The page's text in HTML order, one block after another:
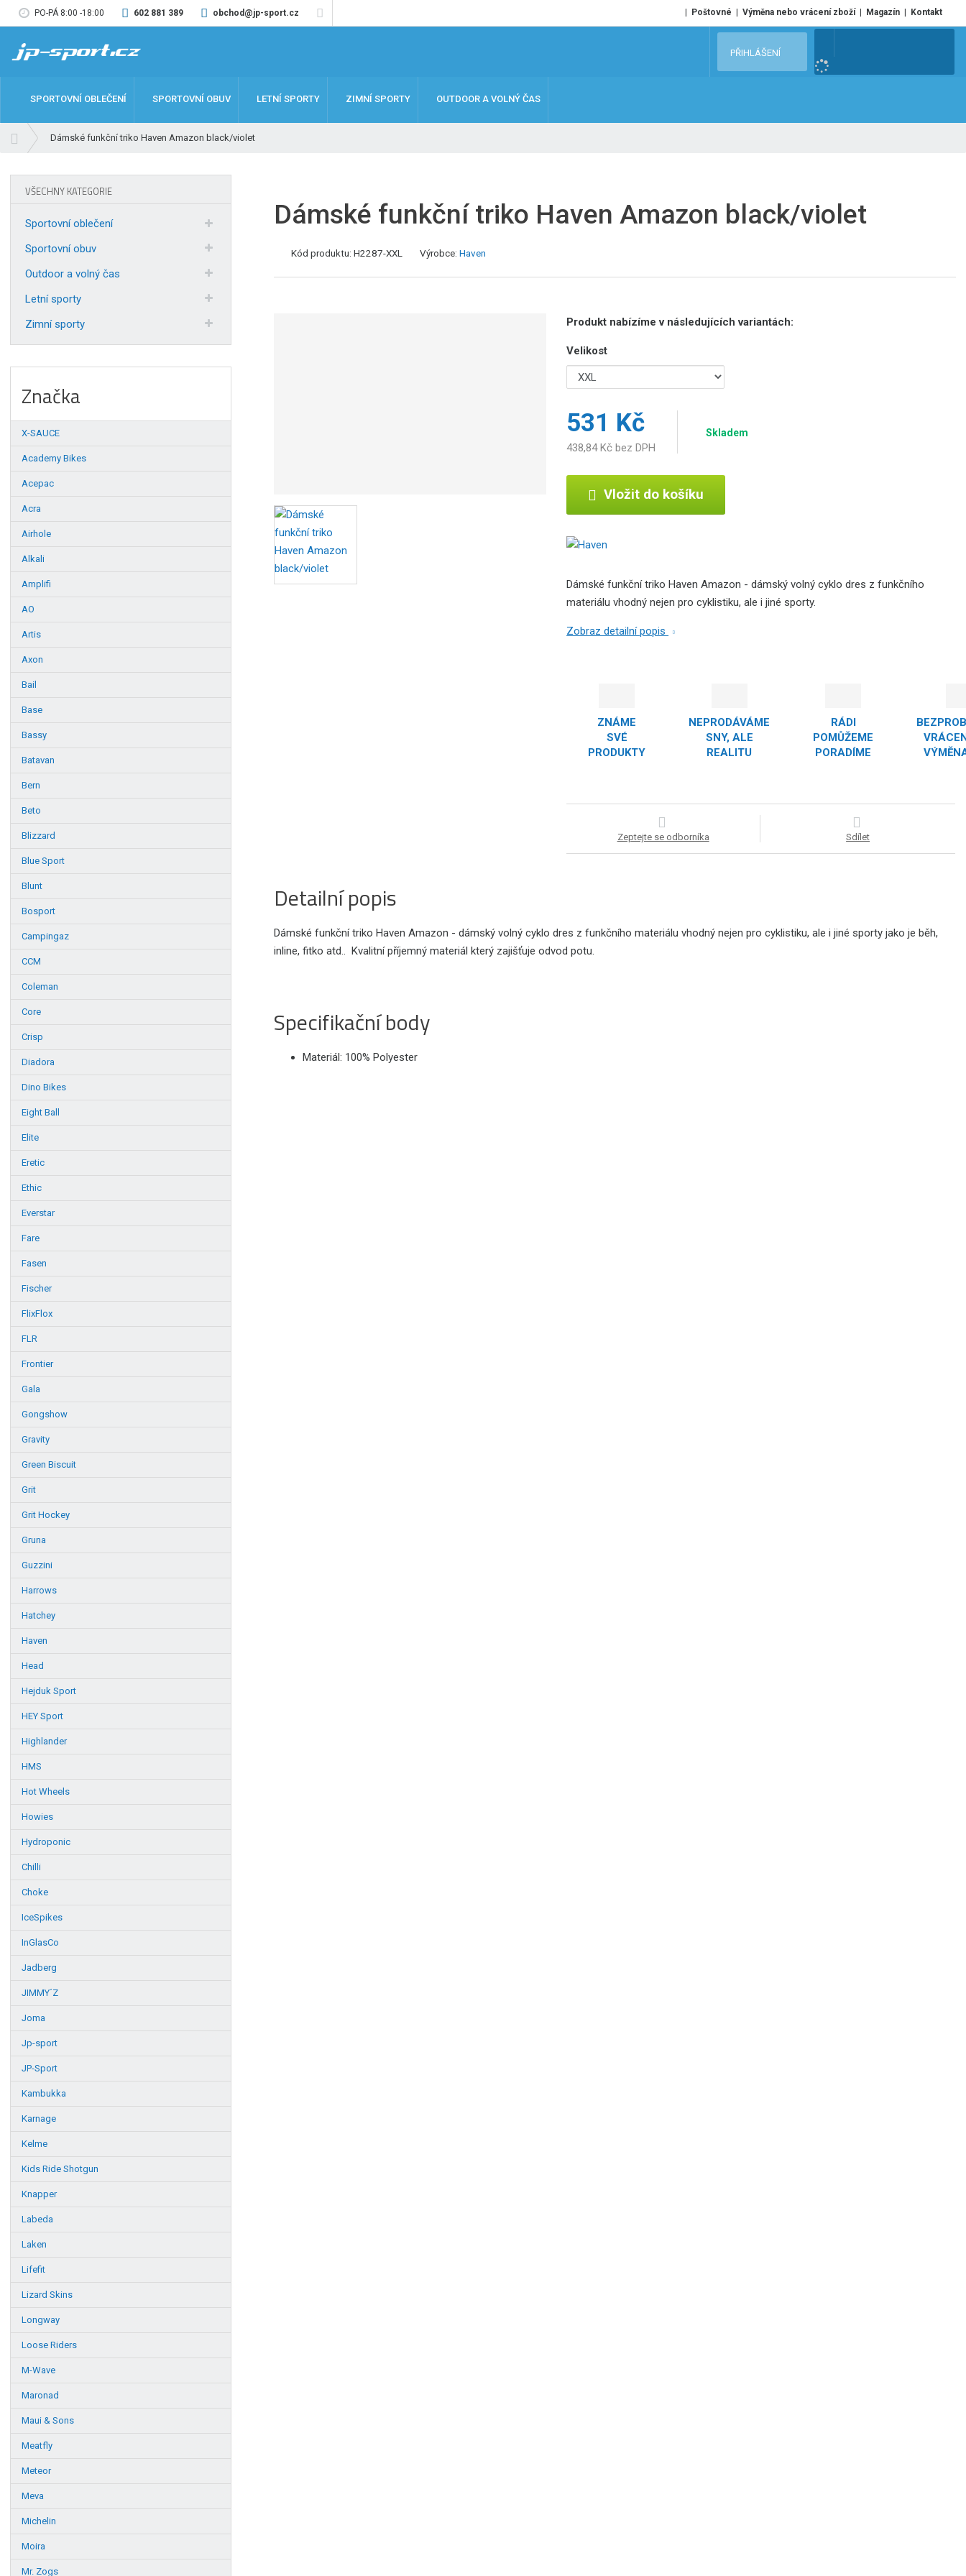
PO-PÁ 8:00 -18:00 602 881 389 obchod@jp-sport.cz Poštovné Výměna nebo vrácení zboží Magazín Kontakt
e
PŘIHLÁŠENÍ
SPORTOVNÍ OBLEČENÍ SPORTOVNÍ OBUV LETNÍ SPORTY ZIMNÍ SPORTY OUTDOOR A VOLNÝ ČAS
Dámské funkční triko Haven Amazon black/violet
Dámské funkční triko Haven Amazon black/violet
Kód produktu: H2287-XXL Výrobce: Haven
Produkt nabízíme v následujících variantách:
Velikost
531 Kč
438,84 Kč bez DPH
Skladem
Vložit do košíku
Dámské funkční triko Haven Amazon - dámský volný cyklo dres z funkčního
materiálu vhodný nejen pro cyklistiku, ale i jiné sporty.
Zobraz detailní popis
ZNÁME
SVÉ
PRODUKTY
NEPRODÁVÁME
SNY, ALE
REALITU
RÁDI
POMŮŽEME
PORADÍME
Zeptejte se odborníka Sdílet
Detailní popis
Dámské funkční triko Haven Amazon - dámský volný cyklo dres z funkčního materiálu vhodný nejen pro cyklistiku, ale i jiné sporty jako je běh,
inline, fitko atd.. Kvalitní příjemný materiál který zajišťuje odvod potu.
Specifikační body
Materiál: 100% Polyester
VŠECHNY KATEGORIE
Sportovní oblečení
Sportovní obuv
Outdoor a volný čas
Letní sporty
Zimní sporty
Značka
X-SAUCE
Academy Bikes
Acepac
Acra
Airhole
Alkali
Amplifi
AO
Artis
Axon
Bail
Base
Bassy
Batavan
Bern
Beto
Blizzard
Blue Sport
Blunt
Bosport
Campingaz
CCM
Coleman
Core
Crisp
Diadora
Dino Bikes
Eight Ball
Elite
Eretic
Ethic
Everstar
Fare
Fasen
Fischer
FlixFlox
FLR
Frontier
Gala
Gongshow
Gravity
Green Biscuit
Grit
Grit Hockey
Gruna
Guzzini
Harrows
Hatchey
Haven
Head
Hejduk Sport
HEY Sport
Highlander
HMS
Hot Wheels
Howies
Hydroponic
Chilli
Choke
IceSpikes
InGlasCo
Jadberg
JIMMY´Z
Joma
Jp-sport
JP-Sport
Kambukka
Karnage
Kelme
Kids Ride Shotgun
Knapper
Labeda
Laken
Lifefit
Lizard Skins
Longway
Loose Riders
M-Wave
Maronad
Maui & Sons
Meatfly
Meteor
Meva
Michelin
Moira
Mr. Zogs